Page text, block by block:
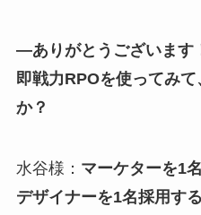
―ありがとうございます
即戦力RPOを使ってみ
か？
水谷様： マーケターを1
デザイナーを1名採用す